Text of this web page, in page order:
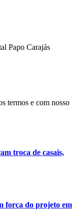
Papo Carajás
termos e com nosso
troca de casais,
força do projeto em